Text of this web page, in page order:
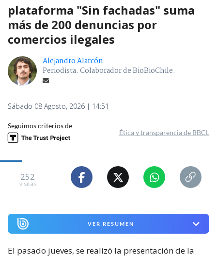
plataforma "Sin fachadas" suma
más de 200 denuncias por
comercios ilegales
Alejandro Alarcón
Periodista. Colaborador de BioBioChile.
Sábado 08 Agosto, 2026 | 14:51
Seguimos criterios de
Ética y transparencia de BBCL
252
visitas
VER RESUMEN
El pasado jueves, se realizó la presentación de la